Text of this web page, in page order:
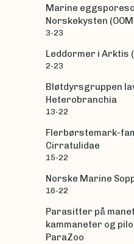
Marine
Norskekysten
3-23
Leddormer i Arktis
2-23
Bløtdyrsgruppen
Heterobranchia
13-22
Flerbørstemark-
Cirratulidae
15-22
Norske Marine
16-22
Parasitter på
kammaneter og
ParaZoo